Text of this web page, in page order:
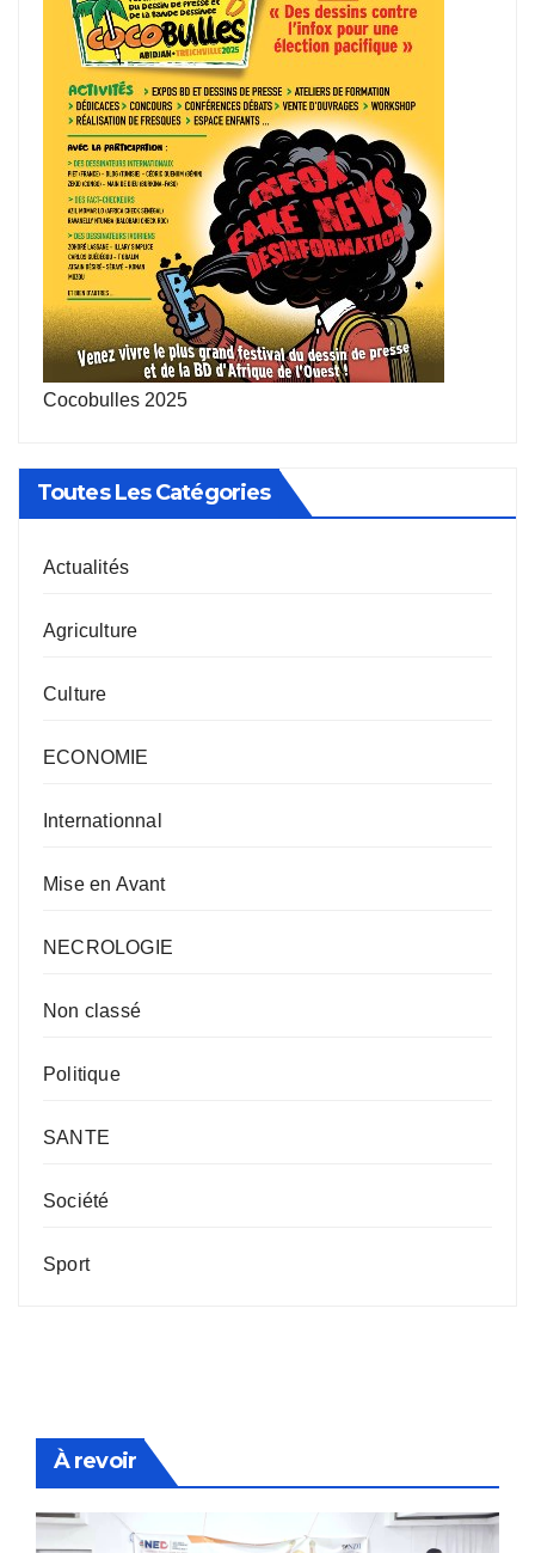
Cocobulles 2025
Toutes Les Catégories
Actualités
Agriculture
Culture
ECONOMIE
Internationnal
Mise en Avant
NECROLOGIE
Non classé
Politique
SANTE
Société
Sport
À revoir